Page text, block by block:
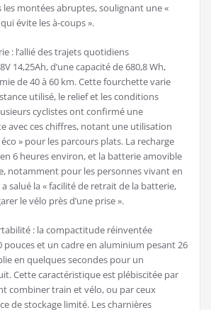
montées abruptes, soulignant une «
évite les à-coups ».
: l’allié des trajets quotidiens
14,25Ah, d’une capacité de 680,8 Wh,
de 40 à 60 km. Cette fourchette varie
utilisé, le relief et les conditions
cyclistes ont confirmé une
avec ces chiffres, notant une utilisation
» pour les parcours plats. La recharge
6 heures environ, et la batterie amovible
notamment pour les personnes vivant en
salué la « facilité de retrait de la batterie,
le vélo près d’une prise ».
: la compactitude réinventée
pouces et un cadre en aluminium pesant 26
plie en quelques secondes pour un
Cette caractéristique est plébiscitée par
combiner train et vélo, ou par ceux
de stockage limité. Les charnières